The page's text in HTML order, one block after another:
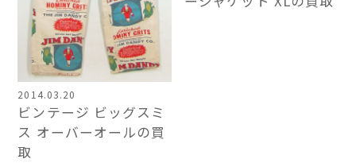
2014.03.20
ビンテージ ビッグスミ
ス オーバーオールの買
取